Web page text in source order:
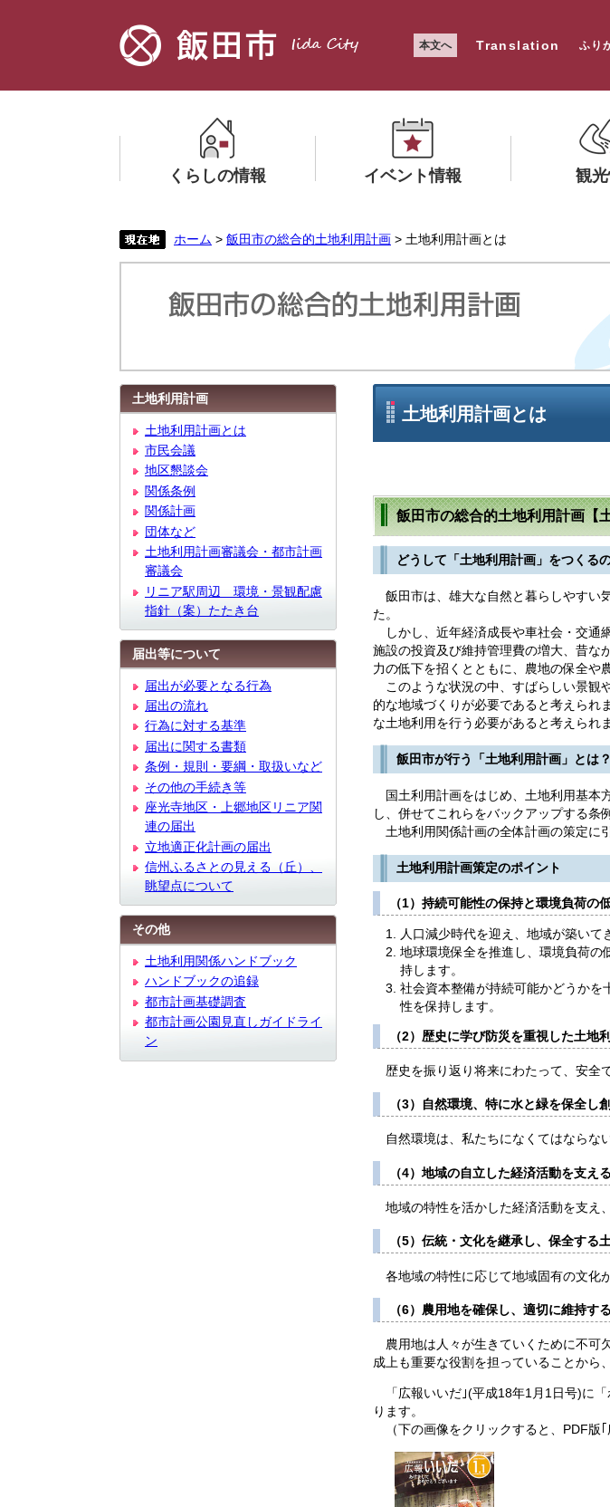
本文へ Translation ふり
くらしの情報
メ
ニ
ら
く
イベント情報
メ
ニ
ー
ら
く
観
ニ
ー
ら
く
ホーム > 飯田市の総合的土地利用計画 > 土地利用計画とは
土地利用計画とは
飯田市の総合的土地利用計画【
どうして「土地利用計画」をつくる
飯田市は、雄大な自然と暮らしやすい
た。
しかし、近年経済成長や車社会・交通
施設の投資及び維持管理費の増大、昔な
力の低下を招くとともに、農地の保全や
このような状況の中、すばらしい景観
的な地域づくりが必要であると考えられ
な土地利用を行う必要があると考えられま
飯田市が行う「土地利用計画」とは？
国土利用計画をはじめ、土地利用基本
し、併せてこれらをバックアップする条
土地利用関係計画の全体計画の策定に
土地利用計画策定のポイント
（1）持続可能性の保持と環境負荷の
人口減少時代を迎え、地域が築いて
地球環境保全を推進し、環境負荷の
持します。
社会資本整備が持続可能かどうかを
性を保持します。
（2）歴史に学び防災を重視した土地
歴史を振り返り将来にわたって、安全
（3）自然環境、特に水と緑を保全し
自然環境は、私たちになくてはならな
（4）地域の自立した経済活動を支え
地域の特性を活かした経済活動を支え
（5）伝統・文化を継承し、保全する
各地域の特性に応じて地域固有の文化
（6）農用地を確保し、適切に維持す
農用地は人々が生きていくために不可
成上も重要な役割を担っていることから
「広報いいだ｣(平成18年1月1日号)に
ります。
（下の画像をクリックすると、PDF版｢
土地利用計画
土地利用計画とは
市民会議
地区懇談会
関係条例
関係計画
団体など
土地利用計画審議会・都市計画
審議会
リニア駅周辺 環境・景観配慮
指針（案）たたき台
届出等について
届出が必要となる行為
届出の流れ
行為に対する基準
届出に関する書類
条例・規則・要綱・取扱いなど
その他の手続き等
座光寺地区・上郷地区リニア関
連の届出
立地適正化計画の届出
信州ふるさとの見える（丘）、
眺望点について
その他
土地利用関係ハンドブック
ハンドブックの追録
都市計画基礎調査
都市計画公園見直しガイドライ
ン